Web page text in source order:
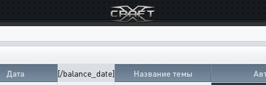
Дата [/balance_date] Название темы